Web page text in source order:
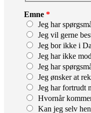
Emne *
Jeg har
Jeg vil gerne
Jeg bor ikke i
Jeg har ikke
Jeg har
Jeg ønsker at
Jeg har fortrudt
Hvornår
Kan jeg selv